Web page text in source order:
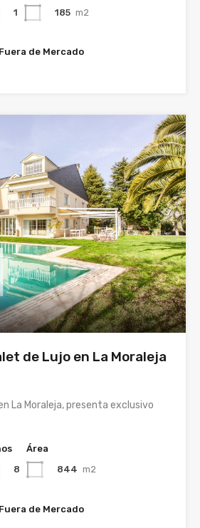
1
185 m2
de Mercado
de Lujo en La Moraleja
La Moraleja, presenta exclusivo
8
Área
844 m2
de Mercado